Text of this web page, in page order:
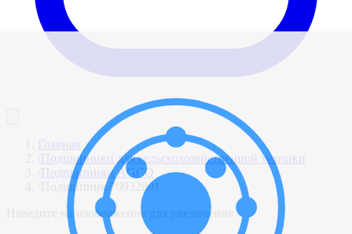
Главная
Подшипники для сельскохозяйственной техники
Подшипники AGCO
Подшипник 70932891
Наведите на изображение для увеличения